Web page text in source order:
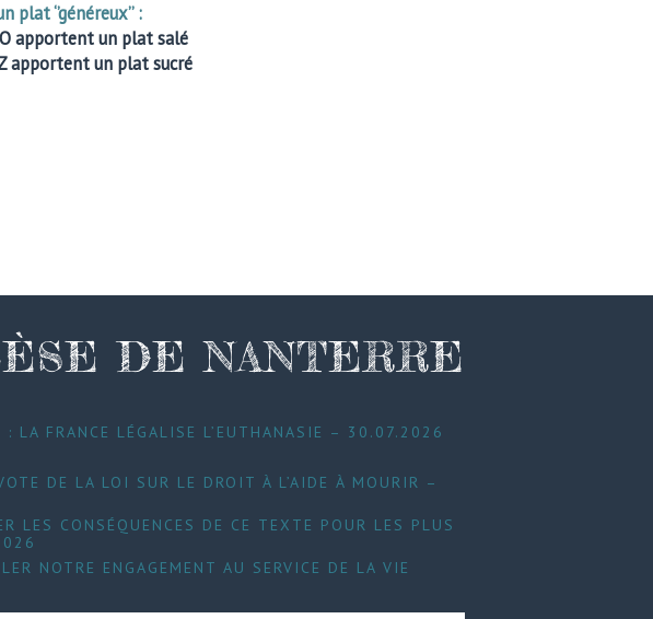
‘’généreux’’ :
apportent un plat salé
apportent un plat sucré
DE NANTERRE
LA FRANCE LÉGALISE L’EUTHANASIE – 30.07.2026
DE LA LOI SUR LE DROIT À L’AIDE À MOURIR –
LES CONSÉQUENCES DE CE TEXTE POUR LES PLUS
NOTRE ENGAGEMENT AU SERVICE DE LA VIE